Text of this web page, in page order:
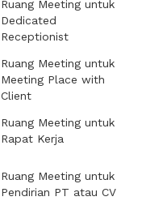
Ruang Meeting untuk
Dedicated
Receptionist
Ruang Meeting untuk
Meeting Place with
Client
Ruang Meeting untuk
Rapat Kerja
Ruang Meeting untuk
Pendirian PT atau CV